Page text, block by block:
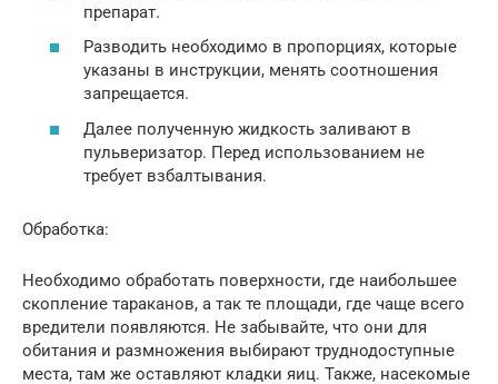
препарат.
Разводить необходимо в пропорциях, которые
указаны в инструкции, менять соотношения
запрещается.
Далее полученную жидкость заливают в
пульверизатор. Перед использованием не
требует взбалтывания.
Обработка:
Необходимо обработать поверхности, где наибольшее
скопление тараканов, а так те площади, где чаще всего
вредители появляются. Не забывайте, что они для
обитания и размножения выбирают труднодоступные
места, там же оставляют кладки яиц. Также, насекомые